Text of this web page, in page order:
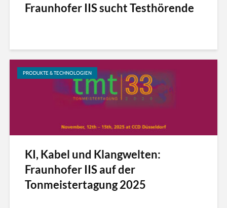
Fraunhofer IIS sucht Testhörende
PRODUKTE & TECHNOLOGIEN
KI, Kabel und Klangwelten:
Fraunhofer IIS auf der
Tonmeistertagung 2025